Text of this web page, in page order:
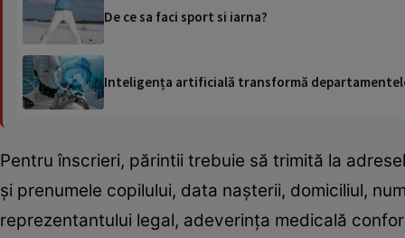
De ce sa faci sport si iarna?
Inteligența artificială transformă
Pentru înscrieri, părintii trebuie să trimită la
şi prenumele copilului, data naşterii, domiciliul,
reprezentantului legal, adeverinţa medicală